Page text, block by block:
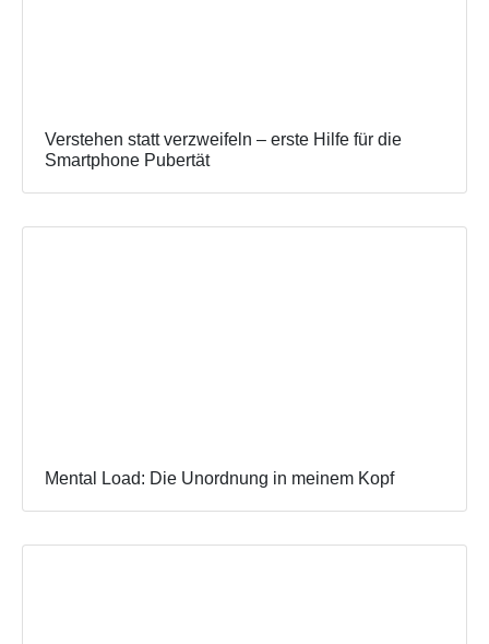
Verstehen statt verzweifeln – erste Hilfe für die
Smartphone Pubertät
Mental Load: Die Unordnung in meinem Kopf